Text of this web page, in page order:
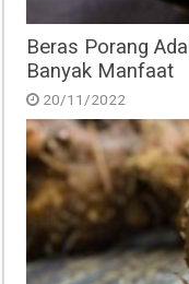
Beras Porang
Banyak Manfaat
20/11/2022